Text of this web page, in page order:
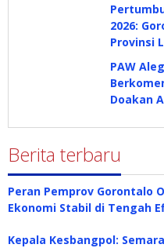
2026:
Provinsi
PAW
Doakan
Berita terbaru
Peran Pemprov Gorontalo
Ekonomi Stabil di Tengah
Kepala Kesbangpol: